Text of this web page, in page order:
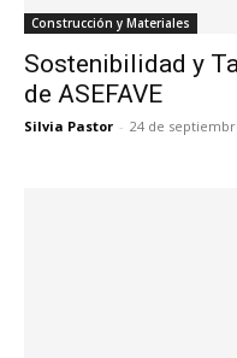
Construcción y Materiales
Sostenibilidad y
de ASEFAVE
Silvia Pastor - 24 de